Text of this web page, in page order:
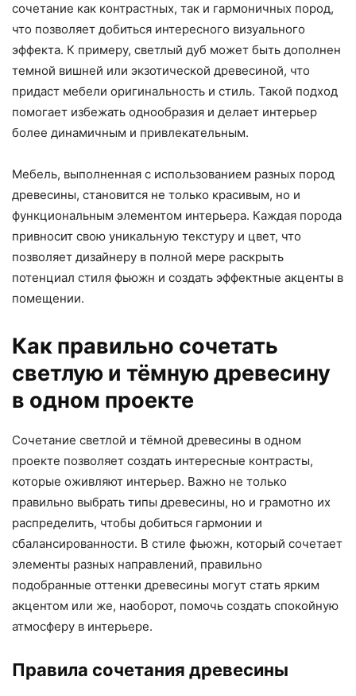
сочетание как контрастных, так и гармоничных пород,
что позволяет добиться интересного визуального
эффекта. К примеру, светлый дуб может быть дополнен
темной вишней или экзотической древесиной, что
придаст мебели оригинальность и стиль. Такой подход
помогает избежать однообразия и делает интерьер
более динамичным и привлекательным.
Мебель, выполненная с использованием разных пород
древесины, становится не только красивым, но и
функциональным элементом интерьера. Каждая порода
привносит свою уникальную текстуру и цвет, что
позволяет дизайнеру в полной мере раскрыть
потенциал стиля фьюжн и создать эффектные акценты в
помещении.
Как правильно сочетать
светлую и тёмную древесину
в одном проекте
Сочетание светлой и тёмной древесины в одном
проекте позволяет создать интересные контрасты,
которые оживляют интерьер. Важно не только
правильно выбрать типы древесины, но и грамотно их
распределить, чтобы добиться гармонии и
сбалансированности. В стиле фьюжн, который сочетает
элементы разных направлений, правильно
подобранные оттенки древесины могут стать ярким
акцентом или же, наоборот, помочь создать спокойную
атмосферу в интерьере.
Правила сочетания древесины